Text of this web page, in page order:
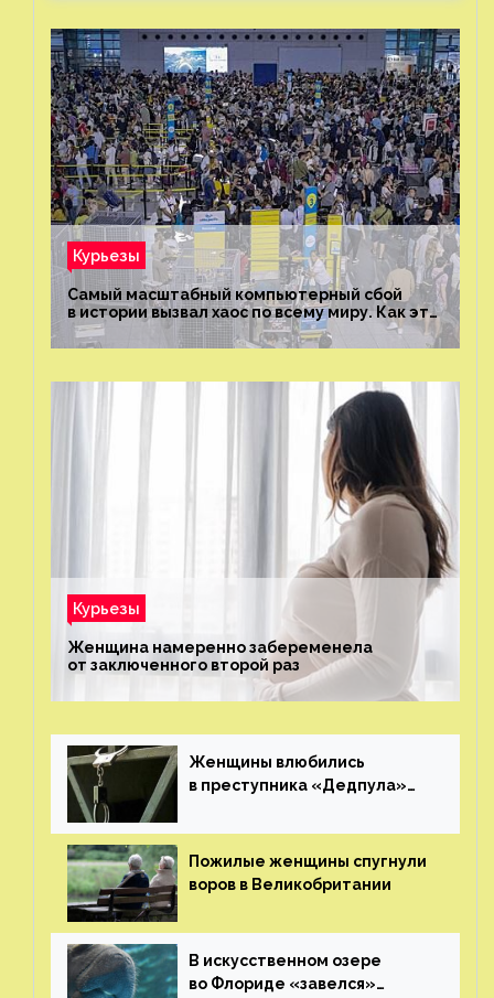
Курьезы
Самый масштабный компьютерный сбой
в истории вызвал хаос по всему миру. Как это
было?
Курьезы
Женщина намеренно забеременела
от заключенного второй раз
Женщины влюбились
в преступника «Дедпула»
ему жизнь
Пожилые женщины спугнули
воров в Великобритании
В искусственном озере
во Флориде «завелся»